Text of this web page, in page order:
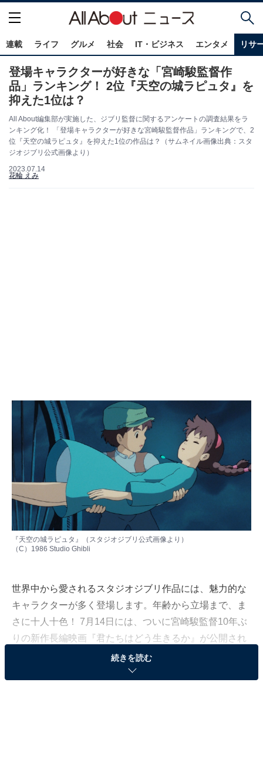
連載 ライフ グルメ 社会 IT・ビジネス エンタメ リサ
登場キャラクターが好きな「宮崎駿監督作
品」ランキング！ 2位『天空の城ラピュタ』を
抑えた1位は？
All About編集部が実施した、ジブリ監督に関するアンケートの調査結果をラ
ンキング化！ 「登場キャラクターが好きな宮崎駿監督作品」ランキングで、2
位『天空の城ラピュタ』を抑えた1位の作品は？（サムネイル画像出典：スタ
ジオジブリ公式画像より）
2023.07.14
花輪 えみ
『天空の城ラピュタ』（スタジオジブリ公式画像より）
（C）1986 Studio Ghibli
世界中から愛されるスタジオジブリ作品には、魅力的な
キャラクターが多く登場します。年齢から立場まで、ま
さに十人十色！ 7月14日には、ついに宮崎駿監督10年ぶ
りの新作長編映画『君たちはどう生きるか』が公開され
ますが、今作はどんなキャラクターが登場するかも注目
続きを読む